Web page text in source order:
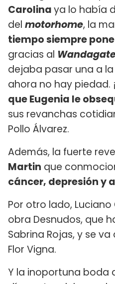
Carolinaya lo había
del motorhome, la
tiempo siempre
gracias al
dejaba pasar una a la
ahora no hay piedad.
que Eugenia le
sus revanchas
Pollo Álvarez.
Además, la fuerte
Martin que
cáncer, depresión y
Por otro lado,
obra Desnudos, que
Sabrina Rojas, y se
Flor Vigna.
Y la inoportuna boda